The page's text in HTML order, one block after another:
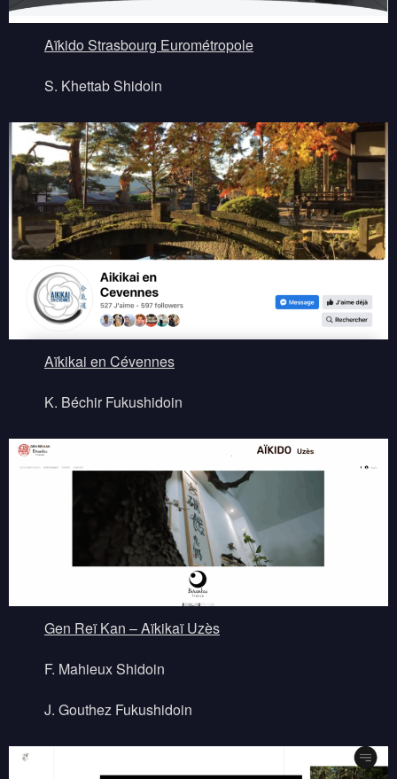
Aïkido Strasbourg Eurométropole
S. Khettab Shidoin
Aïkikai en Cévennes
K. Béchir Fukushidoin
Gen Reï Kan – Aïkikaï Uzès
F. Mahieux Shidoin
J. Gouthez Fukushidoin